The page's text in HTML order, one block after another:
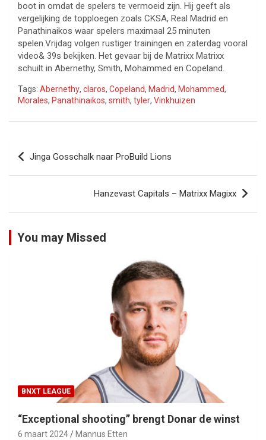
boot in omdat de spelers te vermoeid zijn. Hij geeft als
vergelijking de topploegen zoals CKSA, Real Madrid en
Panathinaikos waar spelers maximaal 25 minuten
spelen.Vrijdag volgen rustiger trainingen en zaterdag vooral
video& 39s bekijken. Het gevaar bij de Matrixx Matrixx
schuilt in Abernethy, Smith, Mohammed en Copeland.
Tags: Abernethy, claros, Copeland, Madrid, Mohammed,
Morales, Panathinaikos, smith, tyler, Vinkhuizen
Bericht
navigatie
Jinga Gosschalk naar ProBuild Lions
Hanzevast Capitals – Matrixx Magixx
You may Missed
BNXT LEAGUE
“Exceptional shooting” brengt Donar de winst
6 maart 2024 Mannus Etten